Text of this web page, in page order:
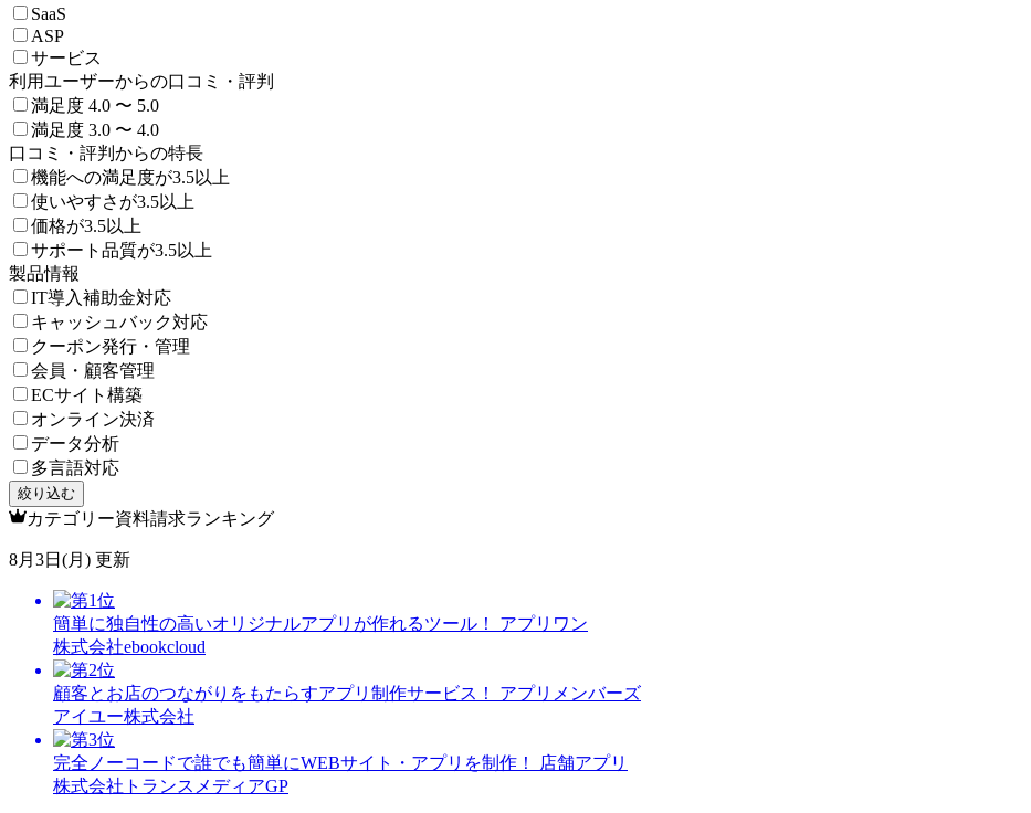
SaaS
ASP
サービス
利用ユーザーからの口コミ・評判
満足度 4.0 〜 5.0
満足度 3.0 〜 4.0
口コミ・評判からの特長
機能への満足度が3.5以上
使いやすさが3.5以上
価格が3.5以上
サポート品質が3.5以上
製品情報
IT導入補助金対応
キャッシュバック対応
クーポン発行・管理
会員・顧客管理
ECサイト構築
オンライン決済
データ分析
多言語対応
絞り込む
カテゴリー資料請求ランキング
8月3日(月) 更新
簡単に独自性の高いオリジナルアプリが作れるツール！ アプリワン
株式会社ebookcloud
顧客とお店のつながりをもたらすアプリ制作サービス！ アプリメンバーズ
アイユー株式会社
完全ノーコードで誰でも簡単にWEBサイト・アプリを制作！ 店舗アプリ
株式会社トランスメディアGP